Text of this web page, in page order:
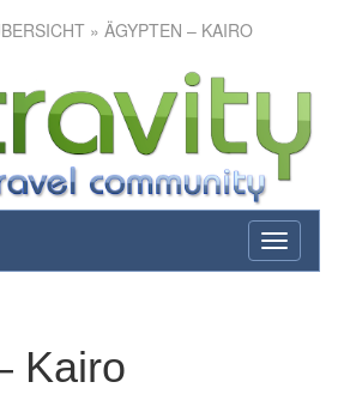
» ÄGYPTEN – KAIRO
toggle
– Kairo
Kairo